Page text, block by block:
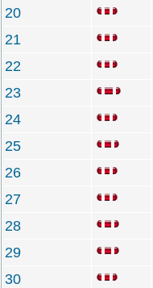
20
21
22
23
24
25
26
27
28
29
30